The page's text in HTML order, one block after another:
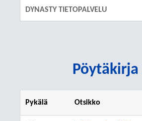
DYNASTY TIETOPALVELU
Pöytäkirja
Pykälä Otsikko